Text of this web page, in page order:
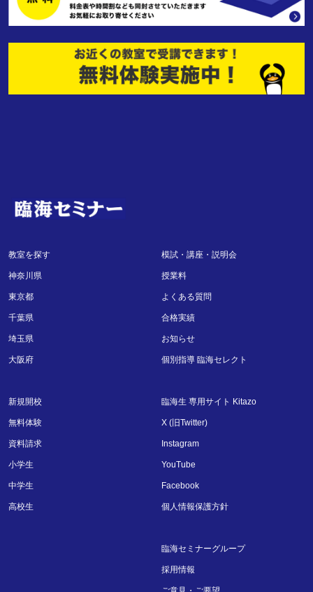
教室を探す
神奈川県
東京都
千葉県
埼玉県
大阪府
新規開校
無料体験
資料請求
小学生
中学生
高校生
模試・講座・説明会
授業料
よくある質問
合格実績
お知らせ
個別指導 臨海セレクト
臨海生 専用サイト Kitazo
X (旧Twitter)
Instagram
YouTube
Facebook
個人情報保護方針
臨海セミナーグループ
採用情報